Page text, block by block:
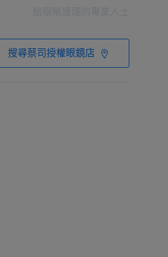
搜尋蔡司授權眼鏡店